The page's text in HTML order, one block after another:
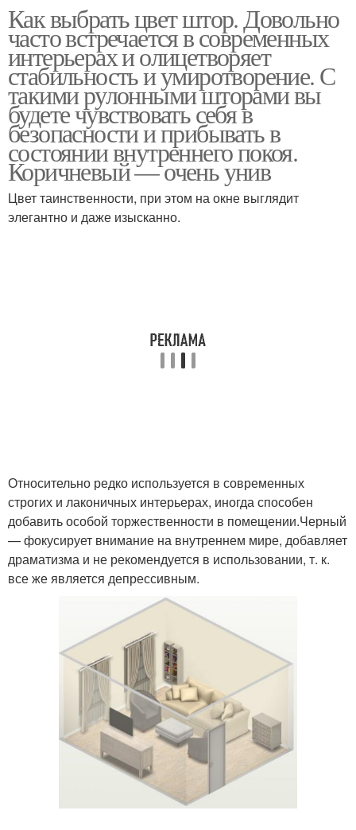
Шторы под цвет Шторы для спальни
Материал для штор
Как выбрать цвет штор. Довольно
часто встречается в современных
интерьерах и олицетворяет
стабильность и умиротворение. С
такими рулонными шторами вы
будете чувствовать себя в
безопасности и прибывать в
состоянии внутреннего покоя.
Коричневый — очень унив
Цвет таинственности, при этом на окне выглядит
элегантно и даже изысканно.
Относительно редко используется в современных
строгих и лаконичных интерьерах, иногда способен
добавить особой торжественности в помещении.Черный
— фокусирует внимание на внутреннем мире, добавляет
драматизма и не рекомендуется в использовании, т. к.
все же является депрессивным.